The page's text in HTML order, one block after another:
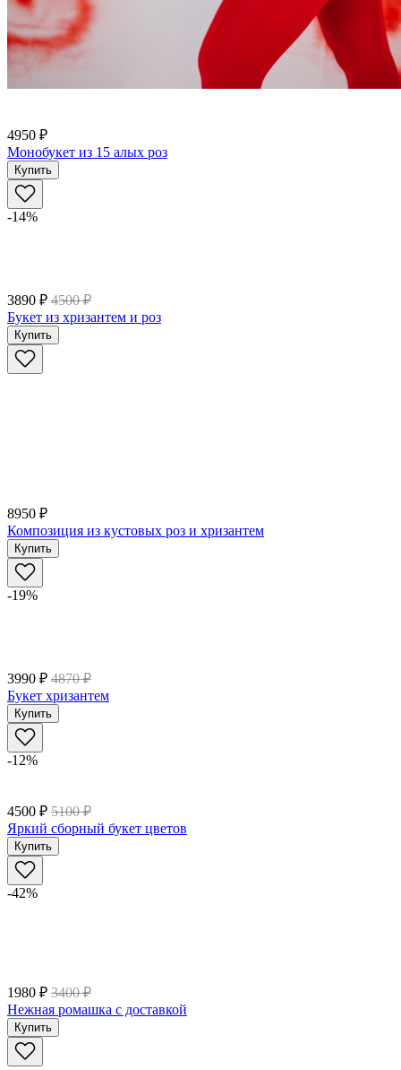
4950 ₽
Монобукет из 15 алых роз
Купить
-14%
3890 ₽ 4500 ₽
Букет из хризантем и роз
Купить
8950 ₽
Композиция из кустовых роз и хризантем
Купить
-19%
3990 ₽ 4870 ₽
Букет хризантем
Купить
-12%
4500 ₽ 5100 ₽
Яркий сборный букет цветов
Купить
-42%
1980 ₽ 3400 ₽
Нежная ромашка с доставкой
Купить